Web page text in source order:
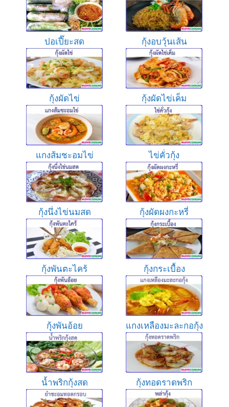
ปอเปี๊ยะสด กุ้งอบวุ้นเส้น
กุ้งผัดไข่ กุ้งผัดไข่เค็ม
แกงส้มชะอมไข่ ไข่คั่วกุ้ง
กุ้งนึ่งไข่นมสด กุ้งผัดผงกะหรี่
กุ้งพันตะไคร้ กุ้งกระเบื้อง
กุุ้งพันอ้อย แกงเหลืองมะละกอกุ้ง
น้ำพริกกุ้งสด กุ้งทอดราดพริก